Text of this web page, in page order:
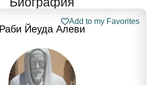
Раби Йеуда Алеви
Add to my Favorites